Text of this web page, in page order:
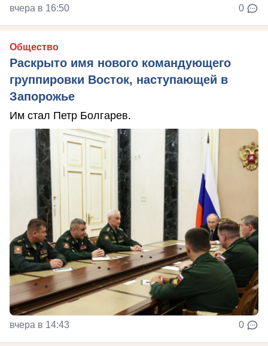
вчера в 16:50 0
Общество
Раскрыто имя нового командующего
группировки Восток, наступающей в
Запорожье
Им стал Петр Болгарев.
вчера в 14:43 0